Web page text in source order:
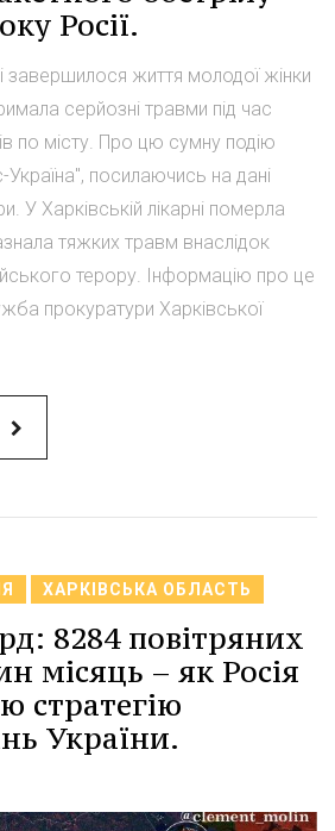
Росії.
завершилося життя молодої жінки
серйозні травми під час
по місту. Про цю сумну подію
посилаючись на дані
У Харківській лікарні померла
тяжких травм внаслідок
терору. Інформацію про це
прокуратури Харківської
ХАРКІВСЬКА ОБЛАСТЬ
8284 повітряних
місяць – як Росія
стратегію
України.